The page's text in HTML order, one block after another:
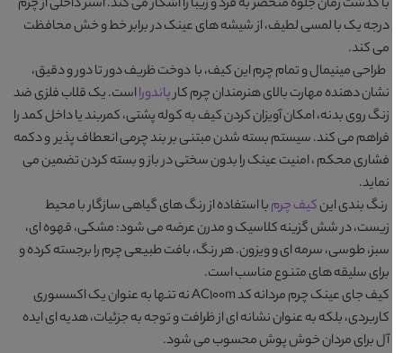
با گذشت زمان جلوه منحصر به فرد و زیبا را آشکار می کند. آستر داخلی از چرم
درجه یک با لمسی لطیف، از شیشه های عینک در برابر خط و خش محافظت
می کند.
طراحی مینیمال و تمام چرم این کیف، با دوخت ظریف دور تا دور و دقیق،
نشان دهنده مهارت بالای هنرمندان چرم کارپاندورااست. یک قلاب فلزی ضد
زنگ روی بدنه، امکان آویزان کردن کیف به کوله پشتی، کمربند یا داخل کمد را
فراهم می کند. سیستم بسته شدن مبتنی بر بند چرمی انعطاف پذیر و دکمه
فشاری محکم ، امنیت عینک را بدون سختی در باز و بسته کردن تضمین می
نماید.
رنگ بندی اینکیف چرمبا استفاده از رنگ های گیاهی سازگار با محیط
زیست، در شش گزینه کلاسیک و مدرن عرضه می شود: مشکی، قهوه ای،
سبز، طوسی، سرمه ای و ویزون. هر رنگ، بافت طبیعی چرم را برجسته کرده و
برای سلیقه های متنوع مناسب است.
کیف جای عینک چرم مردانه کد AC100m
نه تنها به عنوان یک اکسسوری
کاربردی، بلکه به عنوان نشانه ای از ظرافت و توجه به جزئیات، هدیه ای ایده
آل برای مردان خوش پوش محسوب می شود.